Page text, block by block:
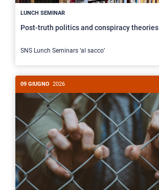
LUNCH SEMINAR
Post-truth politics and conspiracy theories
SNS Lunch Seminars ‘al sacco’
09 GIUGNO 2026